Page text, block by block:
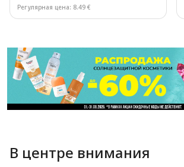
Регулярная цена: 8.49 €
В центре внимания